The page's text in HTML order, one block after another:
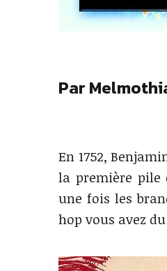
Par
En 1752,
la première pile
une fois les
hop vous avez